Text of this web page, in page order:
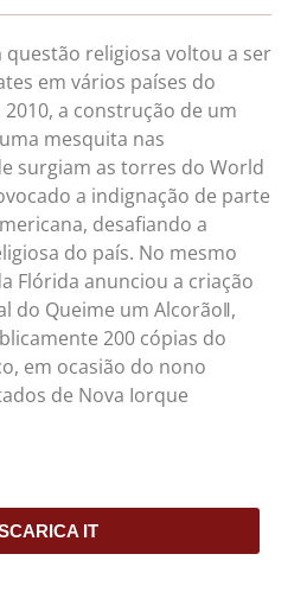
questão religiosa voltou a ser
em vários países do
a construção de um
mesquita nas
surgiam as torres do World
a indignação de parte
desafiando a
do país. No mesmo
Flórida anunciou a criação
do Queime um Alcorão‖,
200 cópias do
em ocasião do nono
de Nova Iorque
IT